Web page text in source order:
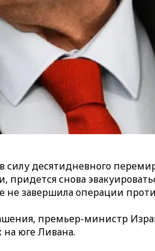
десятидневного
придется снова
завершила операции
премьер-министр
на юге Ливана.